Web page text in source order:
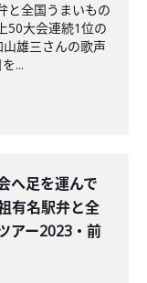
と全国うまいもの
50大会連続1位の
雄三さんの歌声
...
へ足を運んで
有名駅弁と全
アー2023・前